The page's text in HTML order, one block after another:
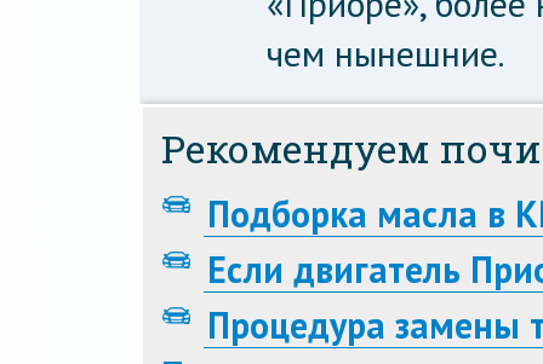
чем нынешние.
Рекомендуем
Подборка масла в
Если двигатель
Процедура замены